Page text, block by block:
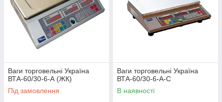
Ваги торговельні Україна
ВТА-60/30-6-А (ЖК)
Під замовлення
Ваги торговельні Україна
ВТА-60/30-6-А-С
В наявності